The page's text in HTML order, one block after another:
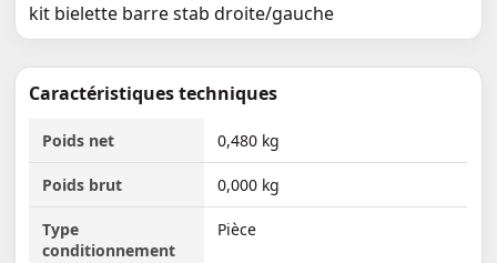
kit bielette barre stab droite/gauche
Caractéristiques techniques
Poids net 0,480 kg
Poids brut 0,000 kg
Type
conditionnement
Pièce